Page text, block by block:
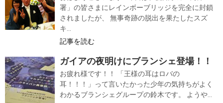
署」の皆さまにレインボーブリッジを完全に封鎖
されましたが、 無事奇跡の脱出を果たしたスズ
キ...
記事を読む
ガイアの夜明けにブランシェ登場！！
お疲れ様です！！ 「王様の耳はロバの
耳！！！」って言いたかった少年の気持ちがよく
わかるブランシェグループの鈴木です。 ようや...